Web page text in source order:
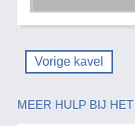
Vorige kavel
MEER HULP BIJ